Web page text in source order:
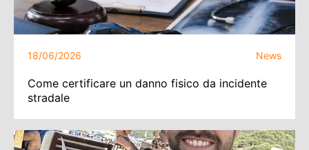
18/06/2026 News
Come certificare un danno fisico da incidente
stradale